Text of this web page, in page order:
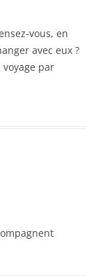
vous, en
avec eux ?
par